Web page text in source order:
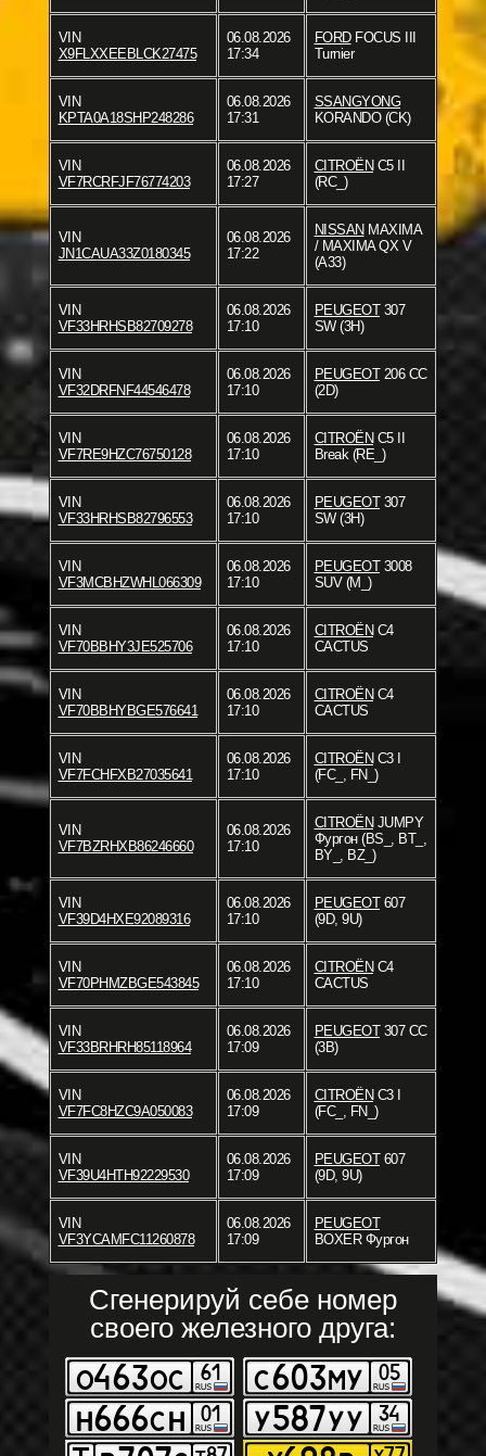
VIN
X9FLXXEEBLCK27475
06.08.2026
17:34
FORDFOCUS III
Turnier
VIN
KPTA0A18SHP248286
06.08.2026
17:31
SSANGYONG
KORANDO (CK)
VIN
VF7RCRFJF76774203
06.08.2026
17:27
CITROËN C5 II
(RC_)
VIN
JN1CAUA33Z0180345
06.08.2026
17:22
NISSAN MAXIMA
/ MAXIMA QX V
(A33)
VIN
VF33HRHSB82709278
06.08.2026
17:10
PEUGEOT307
SW (3H)
VIN
VF32DRFNF44546478
06.08.2026
17:10
PEUGEOT206 CC
(2D)
VIN
VF7RE9HZC76750128
06.08.2026
17:10
CITROËN C5 II
Break (RE_)
VIN
VF33HRHSB82796553
06.08.2026
17:10
PEUGEOT307
SW (3H)
VIN
VF3MCBHZWHL066309
06.08.2026
17:10
PEUGEOT3008
SUV (M_)
VIN
VF70BBHY3JE525706
06.08.2026
17:10
CITROËN C4
CACTUS
VIN
VF70BBHYBGE576641
06.08.2026
17:10
CITROËN C4
CACTUS
VIN
VF7FCHFXB27035641
06.08.2026
17:10
CITROËN C3 I
(FC_, FN_)
VIN
VF7BZRHXB86246660
06.08.2026
17:10
CITROËN JUMPY
Фургон (BS_, BT_,
BY_, BZ_)
VIN
VF39D4HXE92089316
06.08.2026
17:10
PEUGEOT607
(9D, 9U)
VIN
VF70PHMZBGE543845
06.08.2026
17:10
CITROËN C4
CACTUS
VIN
VF33BRHRH85118964
06.08.2026
17:09
PEUGEOT307 CC
(3B)
VIN
VF7FC8HZC9A050083
06.08.2026
17:09
CITROËN C3 I
(FC_, FN_)
VIN
VF39U4HTH92229530
06.08.2026
17:09
PEUGEOT607
(9D, 9U)
VIN
VF3YCAMFC11260878
06.08.2026
17:09
PEUGEOT
BOXER Фургон
Сгенерируй себе номер
своего железного друга: